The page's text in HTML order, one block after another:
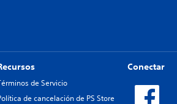
de Servicio
de cancelación de PS Store
Conectar